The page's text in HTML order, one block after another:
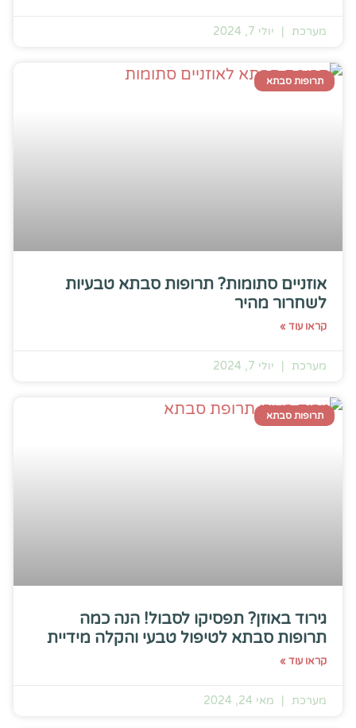
מערכת יולי 7, 2024
תרופות סבתא
אוזניים סתומות? תרופות סבתא טבעיות
לשחרור מהיר
קראו עוד »
מערכת יולי 7, 2024
תרופות סבתא
גירוד באוזן? תפסיקו לסבול! הנה כמה
תרופות סבתא לטיפול טבעי והקלה מידיית
קראו עוד »
מערכת מאי 24, 2024